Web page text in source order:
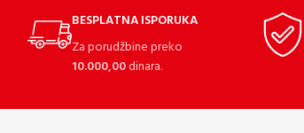
BESPLATNA ISPORUKA
Za porudžbine preko
10.000,00dinara.